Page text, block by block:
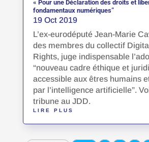
« Pour une Déclaration des droits et
fondamentaux numériques”
19 Oct 2019
L’ex-eurodéputé Jean-Marie
des membres du collectif
Rights, juge indispensable
“nouveau cadre éthique et
accessible aux êtres humains
par l’intelligence artificielle”.
tribune au JDD.
LIRE PLUS